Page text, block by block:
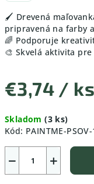
🖌️ Drevená
pripravená na farby
🌈 Podporuje
🎨 Skvelá aktivita
€3,74 / ks
cena:
Skladom(3 ks)
Kód: PAINTME-
+
−